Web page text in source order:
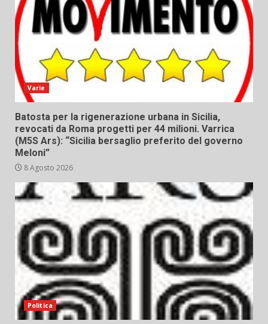
Varie
Batosta per la rigenerazione urbana in Sicilia,
revocati da Roma progetti per 44 milioni. Varrica
(M5S Ars): “Sicilia bersaglio preferito del governo
Meloni”
8 Agosto 2026
Politica